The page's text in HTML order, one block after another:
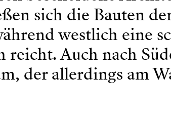
sich die Bauten
westlich eine
reicht. Auch nach
der allerdings am